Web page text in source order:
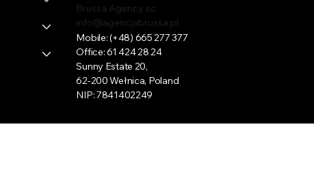
Brussa Agency sc
info@agencjabrussa.pl
Mobile:(+48) 665 277 377
Office:61 424 28 24
Sunny Estate 20,
62-200 Wełnica, Poland
NIP: 7841402249